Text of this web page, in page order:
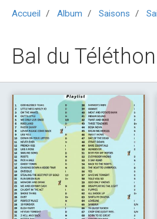
Accueil Album Saisons
Bal du